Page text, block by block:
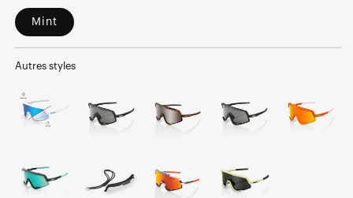
Mint
Autres styles